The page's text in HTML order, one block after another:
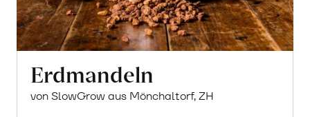
Erdmandeln
von SlowGrow aus Mönchaltorf, ZH